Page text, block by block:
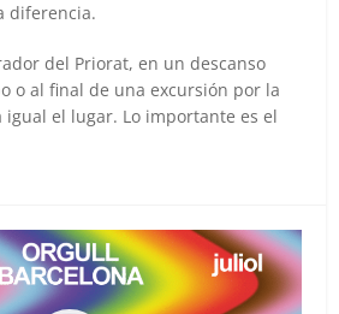
diferencia.
del Priorat, en un descanso
o al final de una excursión por la
igual el lugar. Lo importante es el